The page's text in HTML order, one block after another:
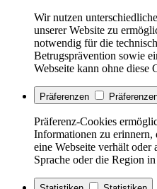
Wir nutzen
unserer Website zu
notwendig für die
Betrugsprävention sowie
Webseite kann ohne
Präferenzen
Präferenz-Cookies
Informationen zu erinnern,
eine Webseite verhält
Sprache oder die Region